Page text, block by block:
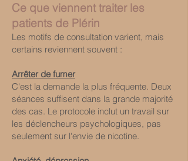
Ce que viennent traiter les
patients de Plérin
Les motifs de consultation varient, mais
certains reviennent souvent :
Arrêter de fumer
C'est la demande la plus fréquente. Deux
séances suffisent dans la grande majorité
des cas. Le protocole inclut un travail sur
les déclencheurs psychologiques, pas
seulement sur l'envie de nicotine.